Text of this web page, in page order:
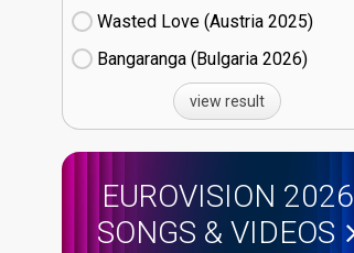
Wasted Love (Austria
25)
Bangaranga (Bulgaria
26)
view result
EUROVISION 2026
SONGS & VIDEOS